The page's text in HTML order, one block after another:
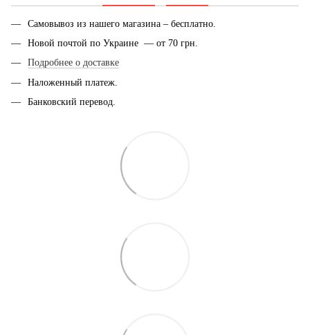
Самовывоз из нашего магазина – бесплатно.
Новой почтой по Украине — от 70 грн.
Подробнее о доставке
Наложенный платеж.
Банковский перевод.